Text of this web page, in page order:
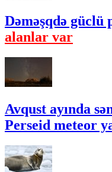
Dəməşqdə güclü
alanlar var
Avqust ayında
Perseid meteor